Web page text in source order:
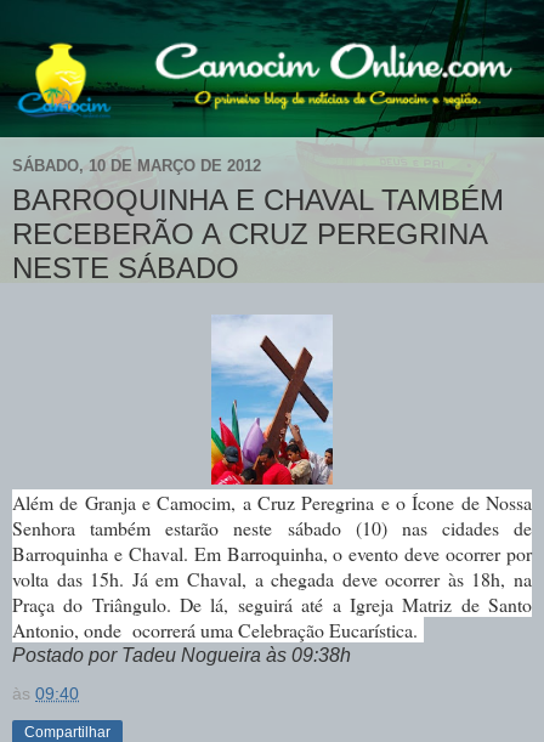
SÁBADO, 10 DE MARÇO DE 2012
BARROQUINHA E CHAVAL TAMBÉM
RECEBERÃO A CRUZ PEREGRINA
NESTE SÁBADO
Além de Granja e Camocim, a Cruz Peregrina e o Ícone de Nossa
Senhora também estarão neste sábado (10) nas cidades de
Barroquinha e Chaval. Em Barroquinha, o evento deve ocorrer por
volta das 15h. Já em Chaval, a chegada deve ocorrer às 18h, na
Praça do Triângulo. De lá, seguirá até a Igreja Matriz de Santo
Antonio, onde ocorrerá uma Celebração Eucarística.
Postado por Tadeu Nogueira às 09:38h
às 09:40
Compartilhar